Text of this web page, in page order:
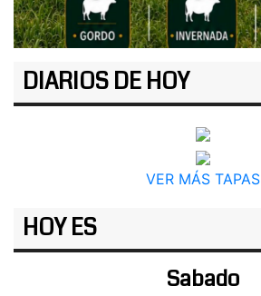
DIARIOS DE HOY
VER MÁS TAPAS
HOY ES
Sabado